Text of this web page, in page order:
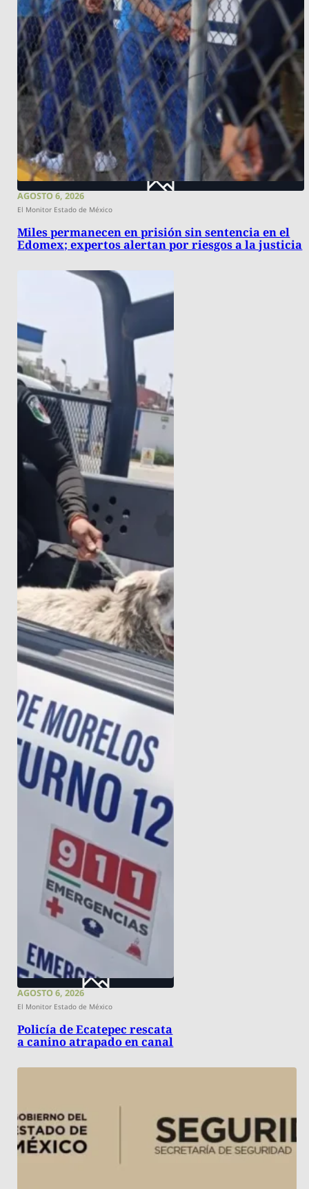
AGOSTO 6, 2026
El Monitor Estado de México
Miles permanecen en prisión sin sentencia en el
Edomex; expertos alertan por riesgos a la justicia
AGOSTO 6, 2026
El Monitor Estado de México
Policía de Ecatepec rescata
a canino atrapado en canal